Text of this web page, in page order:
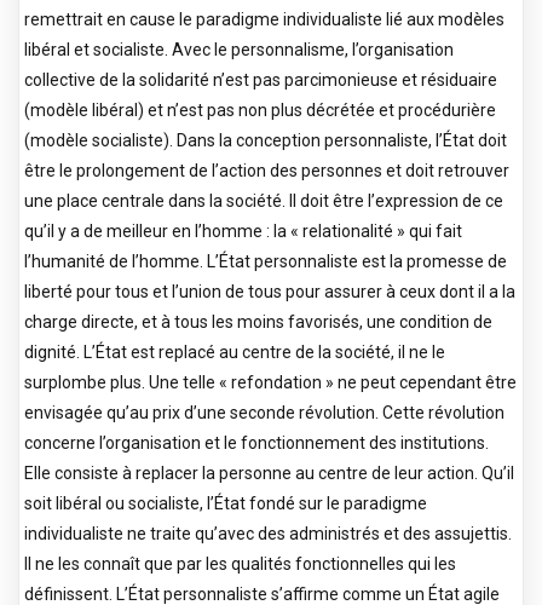
remettrait en cause le paradigme individualiste lié aux modèles
libéral et socialiste. Avec le personnalisme, l’organisation
collective de la solidarité n’est pas parcimonieuse et résiduaire
(modèle libéral) et n’est pas non plus décrétée et procédurière
(modèle socialiste). Dans la conception personnaliste, l’État doit
être le prolongement de l’action des personnes et doit retrouver
une place centrale dans la société. Il doit être l’expression de ce
qu’il y a de meilleur en l’homme : la « relationalité » qui fait
l’humanité de l’homme. L’État personnaliste est la promesse de
liberté pour tous et l’union de tous pour assurer à ceux dont il a la
charge directe, et à tous les moins favorisés, une condition de
dignité. L’État est replacé au centre de la société, il ne le
surplombe plus. Une telle « refondation » ne peut cependant être
envisagée qu’au prix d’une seconde révolution. Cette révolution
concerne l’organisation et le fonctionnement des institutions.
Elle consiste à replacer la personne au centre de leur action. Qu’il
soit libéral ou socialiste, l’État fondé sur le paradigme
individualiste ne traite qu’avec des administrés et des assujettis.
Il ne les connaît que par les qualités fonctionnelles qui les
définissent. L’État personnaliste s’affirme comme un État agile